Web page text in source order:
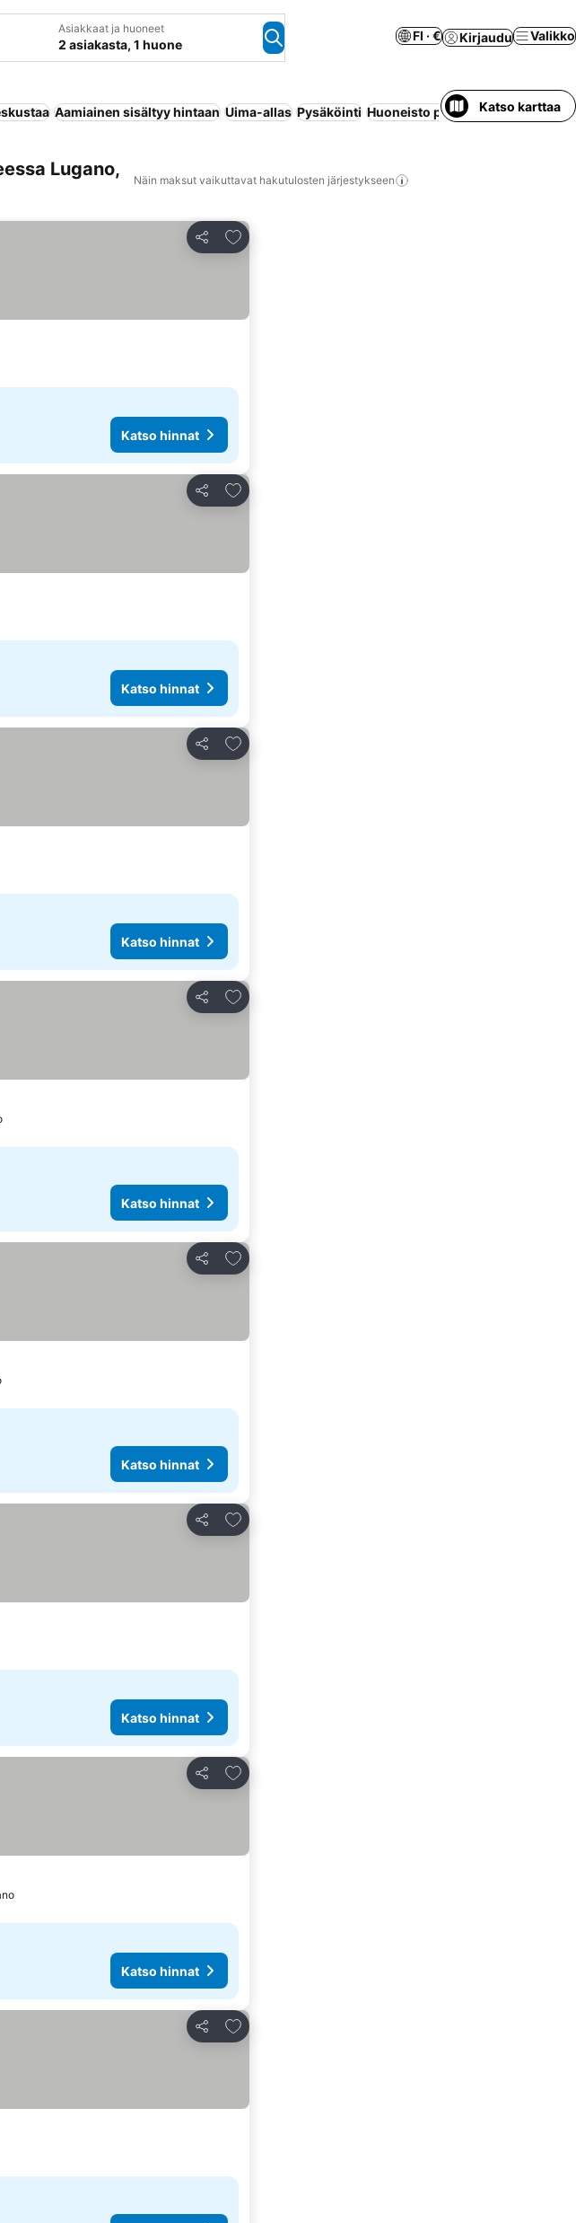
Asiakkaat ja huoneet
2 asiakasta, 1 huone
FI · € Kirjaudu Valikko
Aamiainen sisältyy hintaan Uima-allas Pysäköinti Huoneisto palveluilla Maksuton
Katso karttaa
Lugano,
Näin maksut vaikuttavat hakutulosten järjestykseen
Jaa
Lisää suosikkeihin
Katso hinnat
Jaa
Lisää suosikkeihin
Katso hinnat
Jaa
Lisää suosikkeihin
Katso hinnat
Jaa
Lisää suosikkeihin
Katso hinnat
Jaa
Lisää suosikkeihin
Katso hinnat
Jaa
Lisää suosikkeihin
Katso hinnat
Jaa
Lisää suosikkeihin
Katso hinnat
Jaa
Lisää suosikkeihin